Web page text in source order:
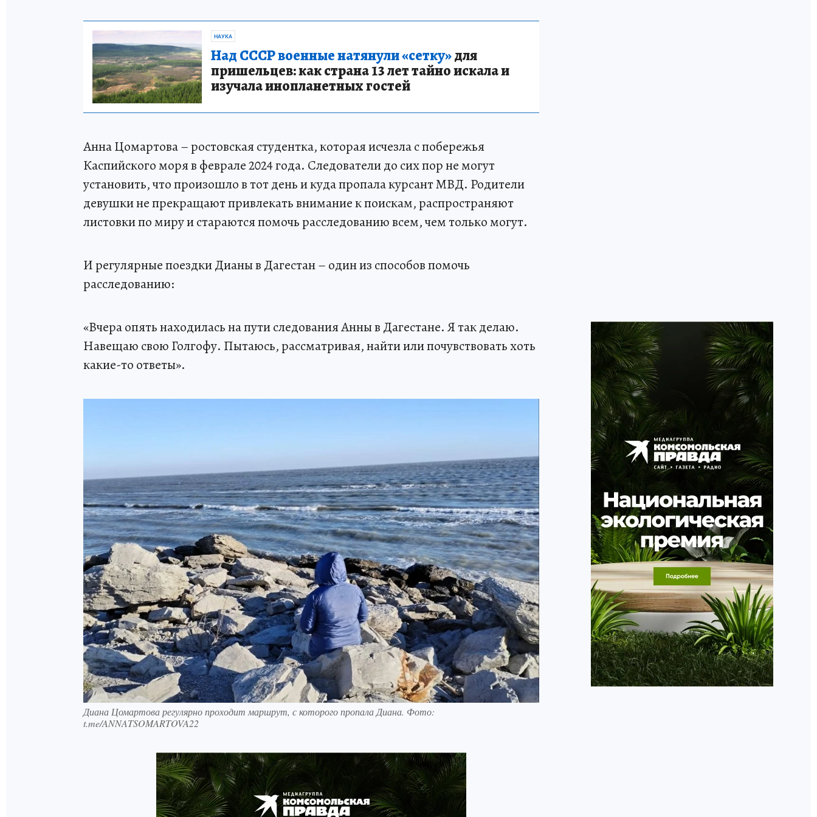
НАУКА
Над СССР военные натянули «сетку»для
пришельцев: как страна 13 лет тайно искала и
изучала инопланетных гостей
Анна Цомартова – ростовская студентка, которая исчезла с побережья
Каспийского моря в феврале 2024 года. Следователи до сих пор не могут
установить, что произошло в тот день и куда пропала курсант МВД. Родители
девушки не прекращают привлекать внимание к поискам, распространяют
листовки по миру и стараются помочь расследованию всем, чем только могут.
И регулярные поездки Дианы в Дагестан – один из способов помочь
расследованию:
«Вчера опять находилась на пути следования Анны в Дагестане. Я так делаю.
Навещаю свою Голгофу. Пытаюсь, рассматривая, найти или почувствовать хоть
какие-то ответы».
Диана Цомартова регулярно проходит маршрут, с которого пропала Диана. Фото:
t.me/ANNATSOMARTOVA22